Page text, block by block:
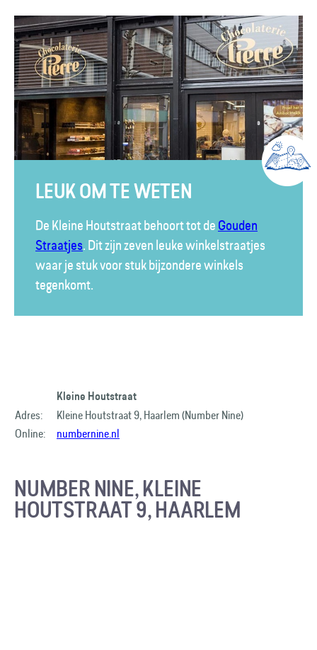
LEUK OM TE WETEN
De Kleine Houtstraat behoort tot deGouden
Straatjes. Dit zijn zeven leuke winkelstraatjes
waar je stuk voor stuk bijzondere winkels
tegenkomt.
Kleine Houtstraat
Adres:
Kleine Houtstraat 9, Haarlem (Number Nine)
Online:
numbernine.nl
NUMBER NINE, KLEINE
HOUTSTRAAT 9, HAARLEM